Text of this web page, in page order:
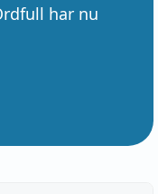
har nu